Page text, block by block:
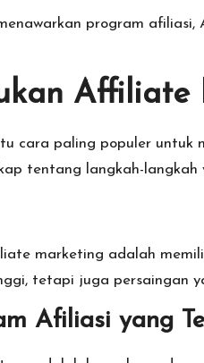
program
cara paling populer untuk
tentang langkah-
marketing adalah
tetapi juga persaingan
Afiliasi yang